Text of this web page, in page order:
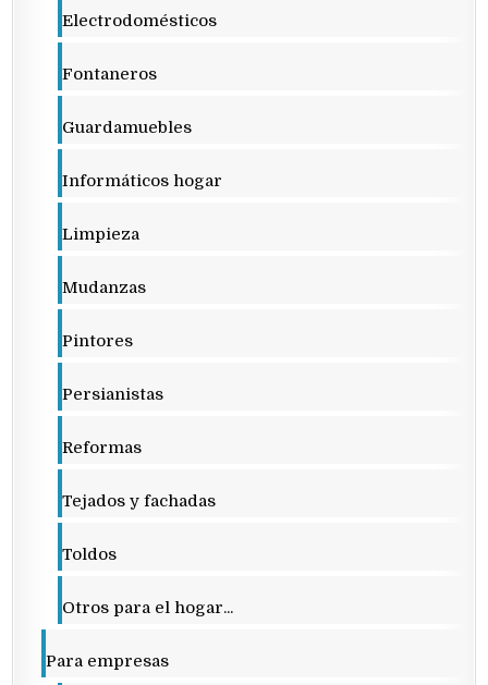
Electrodomésticos
Fontaneros
Guardamuebles
Informáticos hogar
Limpieza
Mudanzas
Pintores
Persianistas
Reformas
Tejados y fachadas
Toldos
Otros para el hogar...
Para empresas